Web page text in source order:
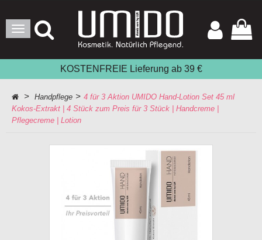
Toggle
Navigation
KOSTENFREIE Lieferung ab 39 €
> Handpflege > 4 für 3 Aktion UMIDO Hand-Lotion Set 45 ml
Kokos-Extrakt | 4 Stück zum Preis für 3 Stück | Handcreme |
Pflegecreme | Lotion